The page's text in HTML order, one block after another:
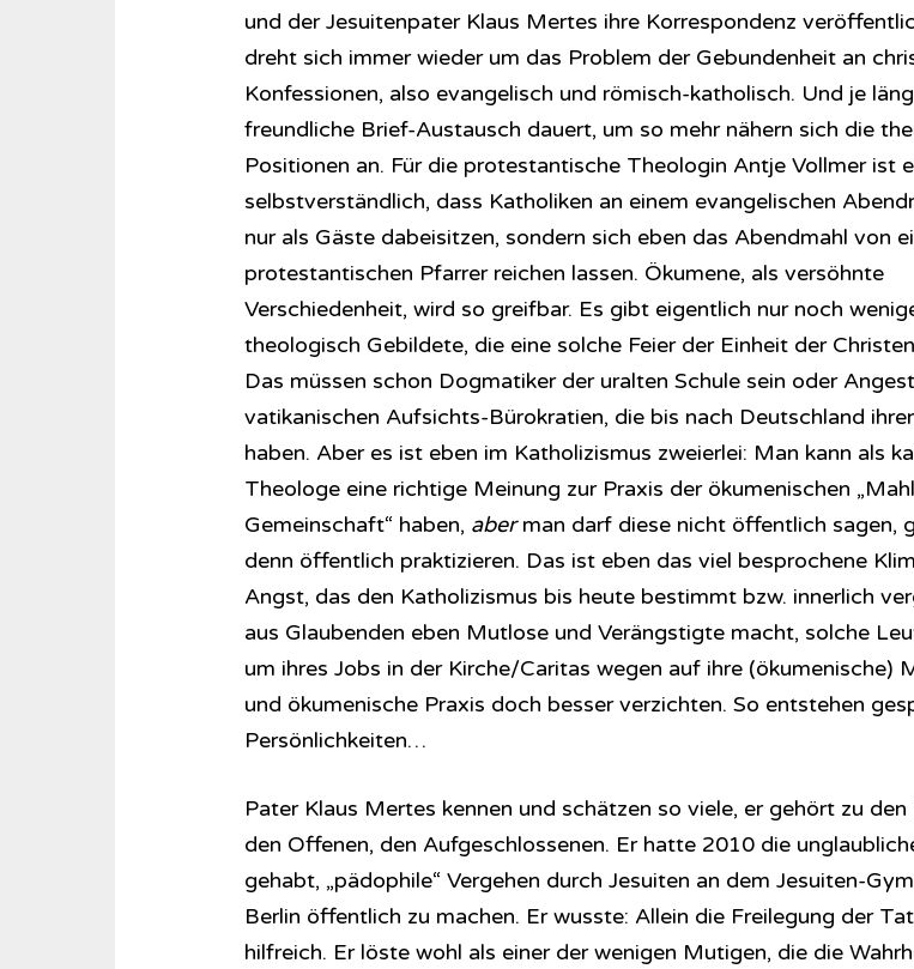
und der Jesuitenpater Klaus Mertes ihre Korrespondenz
dreht sich immer wieder um das Problem der Gebundenheit an
Konfessionen, also evangelisch und römisch-katholisch. Und je
freundliche Brief-Austausch dauert, um so mehr nähern sich die
Positionen an. Für die protestantische Theologin Antje Vollmer ist
selbstverständlich, dass Katholiken an einem evangelischen
nur als Gäste dabeisitzen, sondern sich eben das Abendmahl von
protestantischen Pfarrer reichen lassen. Ökumene, als versöhnte
Verschiedenheit, wird so greifbar. Es gibt eigentlich nur noch
theologisch Gebildete, die eine solche Feier der Einheit der
Das müssen schon Dogmatiker der uralten Schule sein oder
vatikanischen Aufsichts-Bürokratien, die bis nach Deutschland
haben. Aber es ist eben im Katholizismus zweierlei: Man kann als
Theologe eine richtige Meinung zur Praxis der ökumenischen
Gemeinschaft“ haben, aberman darf diese nicht öffentlich sagen,
denn öffentlich praktizieren. Das ist eben das viel besprochene
Angst, das den Katholizismus bis heute bestimmt bzw. innerlich
aus Glaubenden eben Mutlose und Verängstigte macht, solche
um ihres Jobs in der Kirche/Caritas wegen auf ihre (ökumenische)
und ökumenische Praxis doch besser verzichten. So entstehen
Persönlichkeiten…
Pater Klaus Mertes kennen und schätzen so viele, er gehört zu
den Offenen, den Aufgeschlossenen. Er hatte 2010 die
gehabt, „pädophile“ Vergehen durch Jesuiten an dem Jesuiten-
Berlin öffentlich zu machen. Er wusste: Allein die Freilegung der
hilfreich. Er löste wohl als einer der wenigen Mutigen, die die